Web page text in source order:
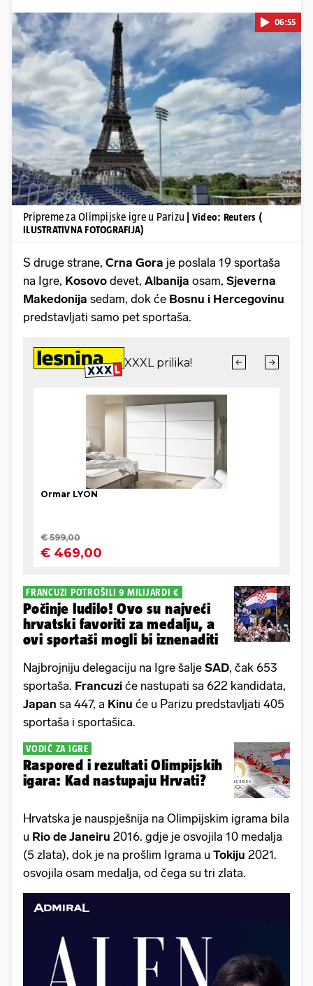
Pokretanje videa...
06:55
Pripreme za Olimpijske igre u Parizu
| Video: Reuters (
ILUSTRATIVNA FOTOGRAFIJA)
S druge strane, Crna Gora je poslala 19 sportaša
na Igre, Kosovo devet, Albanija osam, Sjeverna
Makedonija sedam, dok će Bosnu i Hercegovinu
predstavljati samo pet sportaša.
FRANCUZI POTROŠILI 9 MILIJARDI €
Počinje ludilo! Ovo su najveći
hrvatski favoriti za medalju, a
ovi sportaši mogli bi iznenaditi
Najbrojniju delegaciju na Igre šalje SAD, čak 653
sportaša. Francuzi će nastupati sa 622 kandidata,
Japan sa 447, a Kinu će u Parizu predstavljati 405
sportaša i sportašica.
VODIČ ZA IGRE
Raspored i rezultati Olimpijskih
igara: Kad nastupaju Hrvati?
Hrvatska je nauspješnija na Olimpijskim igrama bila
u Rio de Janeiru 2016. gdje je osvojila 10 medalja
(5 zlata), dok je na prošlim Igrama u Tokiju 2021.
osvojila osam medalja, od čega su tri zlata.